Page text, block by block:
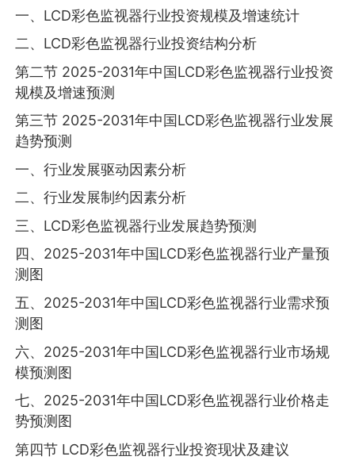
一、LCD彩色监视器行业投资规模及增速统计
二、LCD彩色监视器行业投资结构分析
第二节 2025-2031年中国LCD彩色监视器行业投资
规模及增速预测
第三节 2025-2031年中国LCD彩色监视器行业发展
趋势预测
一、行业发展驱动因素分析
二、行业发展制约因素分析
三、LCD彩色监视器行业发展趋势预测
四、2025-2031年中国LCD彩色监视器行业产量预
测图
五、2025-2031年中国LCD彩色监视器行业需求预
测图
六、2025-2031年中国LCD彩色监视器行业市场规
模预测图
七、2025-2031年中国LCD彩色监视器行业价格走
势预测图
第四节 LCD彩色监视器行业投资现状及建议